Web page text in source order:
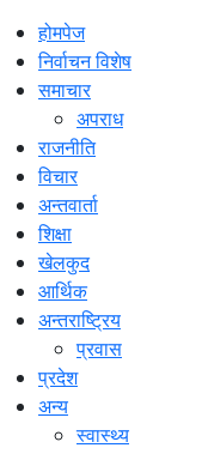
होमपेज
निर्वाचन विशेष
समाचार
अपराध
राजनीति
विचार
अन्तवार्ता
शिक्षा
खेलकुद
आर्थिक
अन्तराष्ट्रिय
प्रवास
प्रदेश
अन्य
स्वास्थ्य